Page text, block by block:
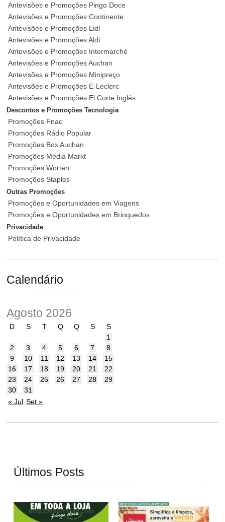
Antevisões e Promoções Pingo Doce
Antevisões e Promoções Continente
Antevisões e Promoções Lidl
Antevisões e Promoções Aldi
Antevisões e Promoções Intermarché
Antevisões e Promoções Auchan
Antevisões e Promoções Minipreço
Antevisões e Promoções E-Leclerc
Antevisões e Promoções El Corte Inglés
Descontos e Promoções Tecnologia
Promoções Fnac
Promoções Rádio Popular
Promoções Box Auchan
Promoções Media Markt
Promoções Worten
Promoções Staples
Outras Promoções
Promoções e Oportunidades em Viagens
Promoções e Oportunidades em Brinquedos
Privacidade
Política de Privacidade
Calendário
Agosto 2026
D S T Q Q S
S
1
2
3 4 5 6 7
8
9
10 11 12 13 14
15
16
17 18 19 20 21
22
23
24 25 26 27 28
29
30
31
« Jul Set »
Últimos Posts